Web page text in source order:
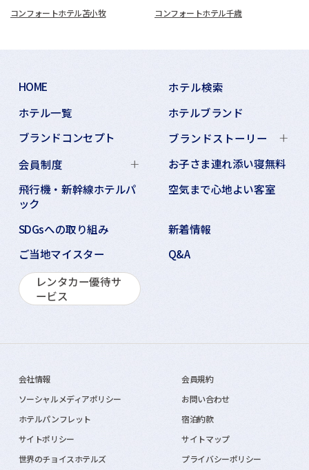
コンフォートホテル苫小牧 コンフォートホテル千歳
HOME
ホテル検索
ホテル一覧
ホテルブランド
ブランドコンセプト
ブランドストーリー
会員制度
お子さま連れ添い寝無料
飛行機・新幹線ホテルパ
ック
空気まで心地よい客室
SDGsへの取り組み
新着情報
ご当地マイスター
Q&A
レンタカー優待サ
ービス
会社情報
会員規約
ソーシャルメディアポリシー
お問い合わせ
ホテルパンフレット
宿泊約款
サイトポリシー
サイトマップ
世界のチョイスホテルズ
プライバシーポリシー